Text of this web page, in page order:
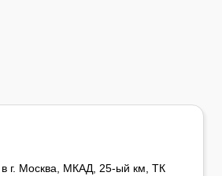
г. Москва, МКАД, 25-ый км, ТК